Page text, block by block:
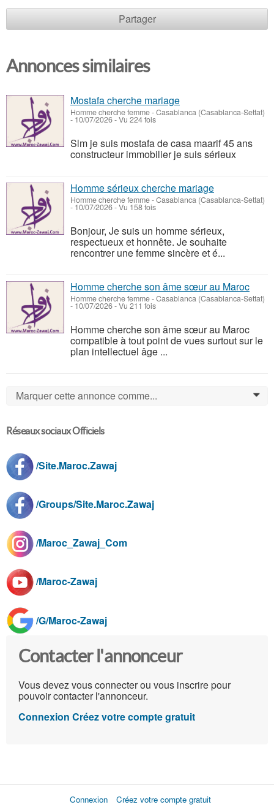
Partager
Annonces similaires
Mostafa cherche mariage
Homme cherche femme-Casablanca (Casablanca-Settat)
- 10/07/2026 - Vu 224 fois
Slm je suis mostafa de casa maarif 45 ans
constructeur immobilier je suis sérieux
Homme sérieux cherche mariage
Homme cherche femme-Casablanca (Casablanca-Settat)
- 10/07/2026 - Vu 158 fois
Bonjour, Je suis un homme sérieux,
respectueux et honnête. Je souhaite
rencontrer une femme sincère et é...
Homme cherche son âme sœur au Maroc
Homme cherche femme-Casablanca (Casablanca-Settat)
- 10/07/2026 - Vu 211 fois
Homme cherche son âme sœur au Maroc
compatible à tout point de vues surtout sur le
plan intellectuel âge ...
Marquer cette annonce comme... 0
Réseaux sociaux Officiels
/Site.Maroc.Zawaj
/Groups/Site.Maroc.Zawaj
/Maroc_Zawaj_Com
/Maroc-Zawaj
/G/Maroc-Zawaj
Contacter l'annonceur
Vous devez vous connecter ou vous inscrire pour
pouvoir contacter l'annonceur.
Connexion Créez votre compte gratuit
Connexion Créez votre compte gratuit